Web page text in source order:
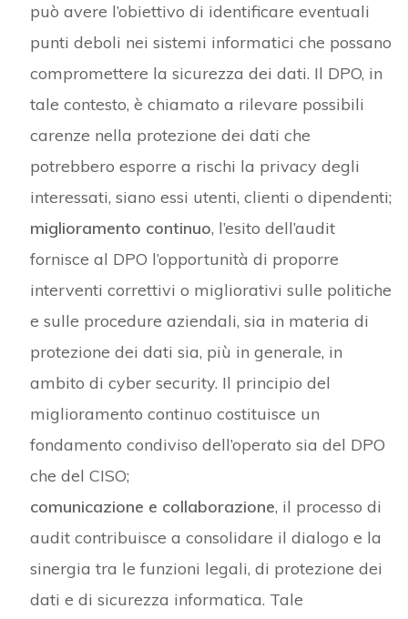
può avere l’obiettivo di identificare eventuali
punti deboli nei sistemi informatici che possano
compromettere la sicurezza dei dati. Il DPO, in
tale contesto, è chiamato a rilevare possibili
carenze nella protezione dei dati che
potrebbero esporre a rischi la privacy degli
interessati, siano essi utenti, clienti o dipendenti;
miglioramento continuo, l’esito dell’audit
fornisce al DPO l’opportunità di proporre
interventi correttivi o migliorativi sulle politiche
e sulle procedure aziendali, sia in materia di
protezione dei dati sia, più in generale, in
ambito di cyber security. Il principio del
miglioramento continuo costituisce un
fondamento condiviso dell’operato sia del DPO
che del CISO;
comunicazione e collaborazione, il processo di
audit contribuisce a consolidare il dialogo e la
sinergia tra le funzioni legali, di protezione dei
dati e di sicurezza informatica. Tale